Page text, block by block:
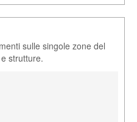
sulle singole zone del
strutture.